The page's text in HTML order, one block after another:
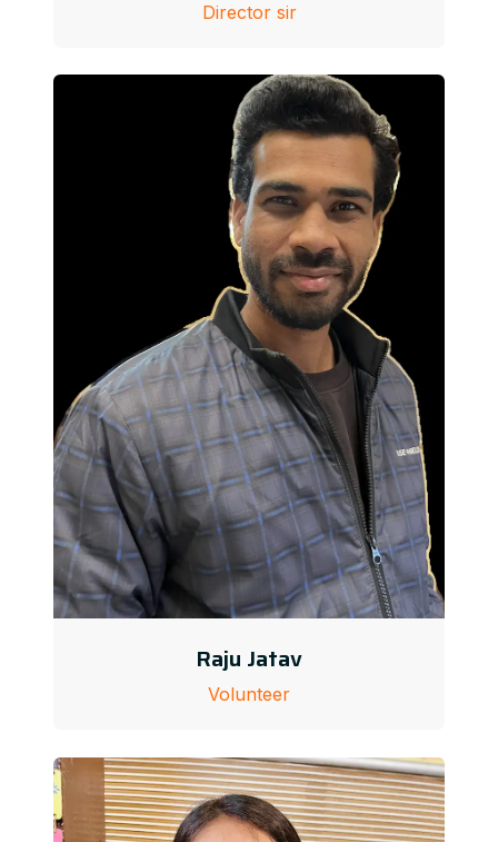
Director sir
Raju Jatav
Volunteer